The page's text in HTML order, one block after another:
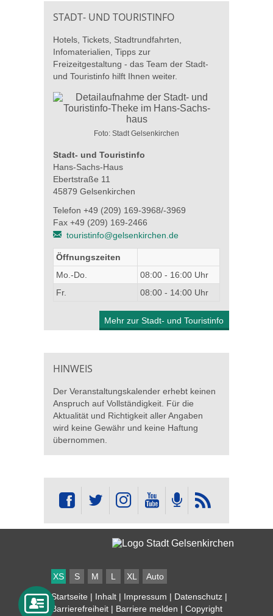
STADT- UND TOURISTINFO
Hotels, Tickets, Stadtrundfahrten,
Infomaterialien, Tipps zur
Freizeitgestaltung - das Team der Stadt-
und Touristinfo hilft Ihnen weiter.
Foto: Stadt Gelsenkirchen
Stadt- und Touristinfo
Hans-Sachs-Haus
Ebertstraße 11
45879 Gelsenkirchen
Telefon +49 (209) 169-3968/-3969
Fax +49 (209) 169-2466
touristinfo@gelsenkirchen.de
Öffnungszeiten
Mo.-Do.
08:00 - 16:00 Uhr
Fr.
08:00 - 14:00 Uhr
Mehr zur Stadt- und Touristinfo
HINWEIS
Der Veranstaltungskalender erhebt keinen
Anspruch auf Vollständigkeit. Für die
Aktualität und Richtigkeit aller Angaben
wird keine Gewähr und keine Haftung
übernommen.
XS S M L XL Auto
Startseite | Inhalt | Impressum | Datenschutz |
Barrierefreiheit | Barriere melden | Copyright